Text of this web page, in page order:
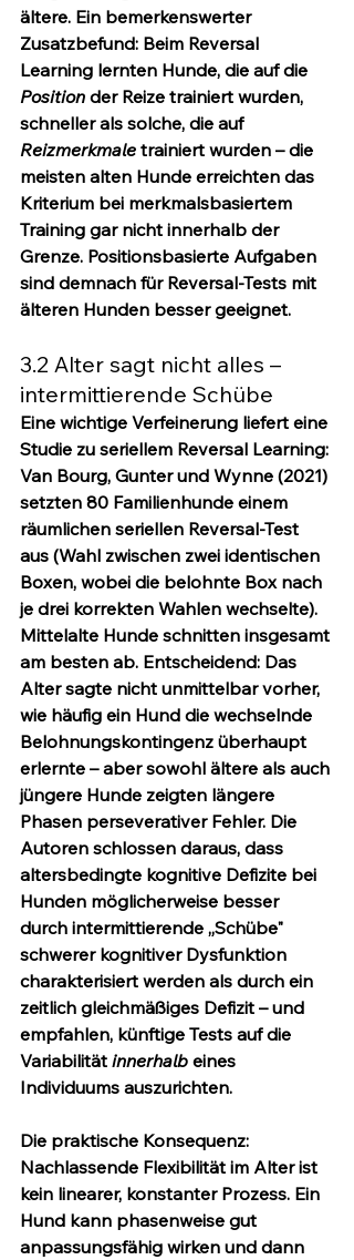
ältere. Ein bemerkenswerter
Zusatzbefund: Beim Reversal
Learning lernten Hunde, die auf die
Position der Reize trainiert wurden,
schneller als solche, die auf
Reizmerkmale trainiert wurden – die
meisten alten Hunde erreichten das
Kriterium bei merkmalsbasiertem
Training gar nicht innerhalb der
Grenze. Positionsbasierte Aufgaben
sind demnach für Reversal-Tests mit
älteren Hunden besser geeignet.
3.2 Alter sagt nicht alles –
intermittierende Schübe
Eine wichtige Verfeinerung liefert eine
Studie zu seriellem Reversal Learning:
Van Bourg, Gunter und Wynne (2021)
setzten 80 Familienhunde einem
räumlichen seriellen Reversal-Test
aus (Wahl zwischen zwei identischen
Boxen, wobei die belohnte Box nach
je drei korrekten Wahlen wechselte).
Mittelalte Hunde schnitten insgesamt
am besten ab. Entscheidend: Das
Alter sagte nicht unmittelbar vorher,
wie häufig ein Hund die wechselnde
Belohnungskontingenz überhaupt
erlernte – aber sowohl ältere als auch
jüngere Hunde zeigten längere
Phasen perseverativer Fehler. Die
Autoren schlossen daraus, dass
altersbedingte kognitive Defizite bei
Hunden möglicherweise besser
durch intermittierende „Schübe"
schwerer kognitiver Dysfunktion
charakterisiert werden als durch ein
zeitlich gleichmäßiges Defizit – und
empfahlen, künftige Tests auf die
Variabilität innerhalb eines
Individuums auszurichten.
Die praktische Konsequenz:
Nachlassende Flexibilität im Alter ist
kein linearer, konstanter Prozess. Ein
Hund kann phasenweise gut
anpassungsfähig wirken und dann